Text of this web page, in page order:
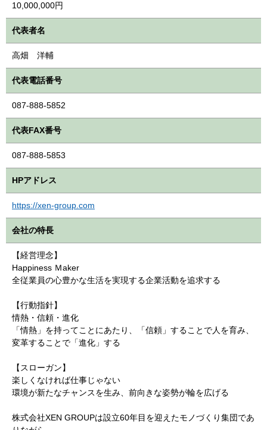
10,000,000円
代表者名
高畑 洋輔
代表電話番号
087-888-5852
代表FAX番号
087-888-5853
HPアドレス
https://xen-group.com
会社の特長
【経営理念】
Happiness Ｍaker
全従業員の心豊かな生活を実現する企業活動を追求する
【行動指針】
情熱・信頼・進化
「情熱」を持ってことにあたり、「信頼」することで人を育み、
変革することで「進化」する
【スローガン】
楽しくなければ仕事じゃない
環境が新たなチャンスを生み、前向きな姿勢が輪を広げる
株式会社XEN GROUPは設立60年目を迎えたモノづくり集団であ